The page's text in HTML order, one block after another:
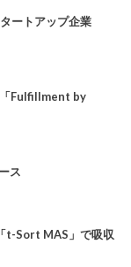
ートアップ企業
「Fulfillment by
ス
t-Sort MAS」で吸収